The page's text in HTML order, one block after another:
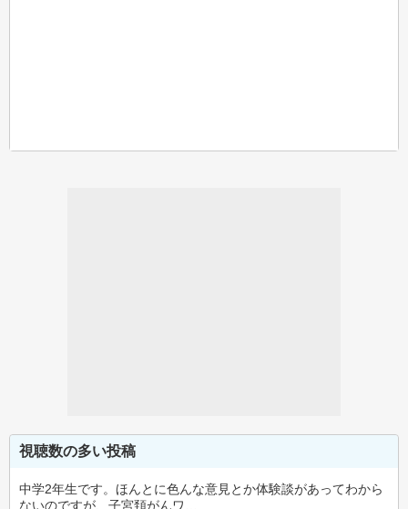
視聴数の多い投稿
中学2年生です。ほんとに色んな意見とか体験談があってわから
ないのですが、子宮頚がんワ…